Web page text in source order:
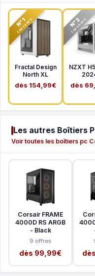
N°1
TOP VENTE
Fractal Design
North XL
dès 154,99€
N°2
TOP VENTE
NZXT
dès
Les autres Boîtiers
Voir toutes les boîtiers pc
Corsair FRAME
4000D RS ARGB
- Black
9 offres
dès 99,99€